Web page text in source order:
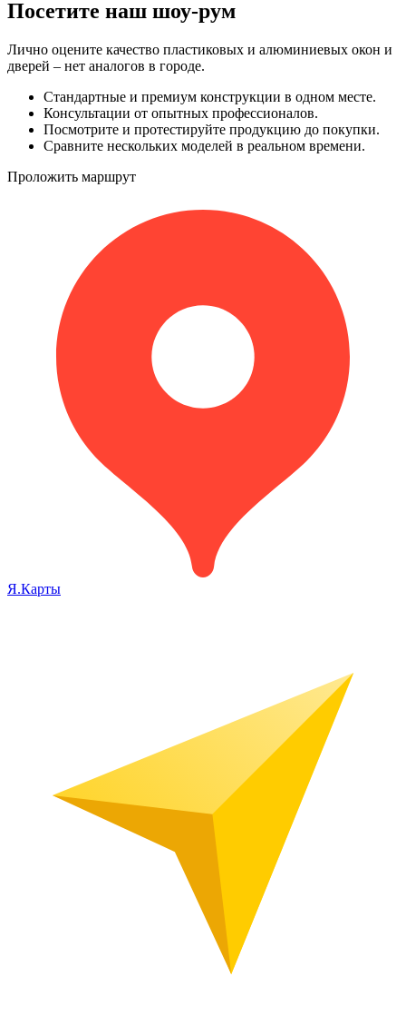
Посетите наш шоу-рум
Лично оцените качество пластиковых и алюминиевых окон и
дверей – нет аналогов в городе.
Стандартные и премиум конструкции в одном месте.
Консультации от опытных профессионалов.
Посмотрите и протестируйте продукцию до покупки.
Сравните нескольких моделей в реальном времени.
Проложить маршрут
Я.Карты